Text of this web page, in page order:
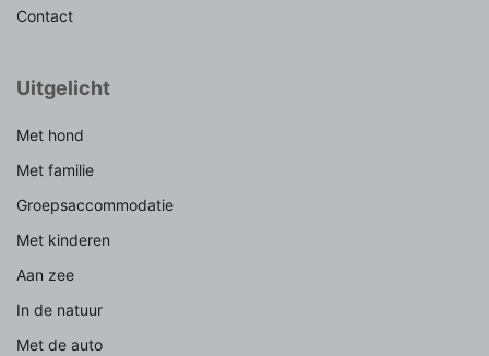
Contact
Uitgelicht
Met hond
Met familie
Groepsaccommodatie
Met kinderen
Aan zee
In de natuur
Met de auto